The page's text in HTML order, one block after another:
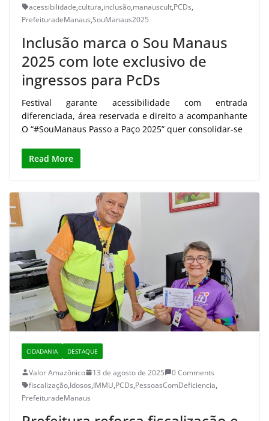
acessibilidade,cultura,inclusão,manauscult,PCDs,
PrefeituradeManaus,SouManaus2025
Inclusão marca o Sou Manaus
2025 com lote exclusivo de
ingressos para PcDs
Festival garante acessibilidade com entrada
diferenciada, área reservada e direito a acompanhante
O “#SouManaus Passo a Paço 2025” quer consolidar-se
Read More
CIDADANIA DESTAQUE
Valor Amazônico 13 de agosto de 2025
0 Comments
fiscalização,Idosos,IMMU,PCDs,PessoasComDeficiencia,
PrefeituradeManaus